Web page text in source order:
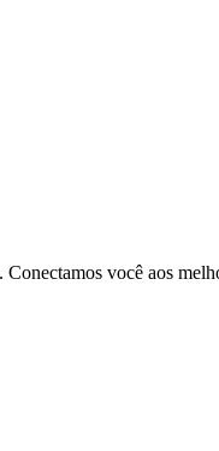
você aos